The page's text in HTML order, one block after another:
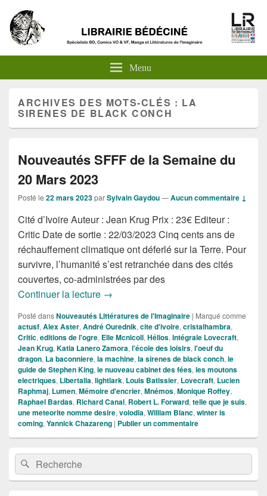
Menu
ARCHIVES DES MOTS-CLÉS : LA
SIRENES DE BLACK CONCH
Nouveautés SFFF de la Semaine du
20 Mars 2023
Posté le 22 mars 2023parSylvain Gaydou—Aucun commentaire ↓
Cité d’Ivoire Auteur : Jean Krug Prix : 23€ Editeur :
Critic Date de sortie : 22/03/2023 Cinq cents ans de
réchauffement climatique ont déferlé sur la Terre. Pour
survivre, l’humanité s’est retranchée dans des cités
couvertes, co-administrées par des
Continuer la lecture Nouveautés SFFF de la Semaine du
→
Posté dansNouveautés Littératures de l'Imaginaire | Marqué comme
actusf, Alex Aster, André Ourednik, cite d'ivoire, cristalhambra,
Critic, editions de l'ogre, Elle Mcnicoll, Hélios, Intégrale Lovecraft,
Jean Krug, Katia Lanero Zamora, l'école des loisirs, l'oeuf du
dragon, La baconniere, la machine, la sirenes de black conch, le
guide de Stephen King, le nuoveau cabinet des fées, les moutons
electriques, Libertalia, lightlark, Louis Batissier, Lovecraft, Lucien
Raphmaj, Lumen, Mémoire d'encrier, Mnémos, Monique Roffey,
Raphael Bardas, Richard Canal, Robert L. Forward, telle que je suis,
une meteorite nomme desire, volodia, William Blanc, winter is
coming, Yannick Chazareng | Publier un commentaire
Zone
principale
de
widget
Recherche :Rechercher